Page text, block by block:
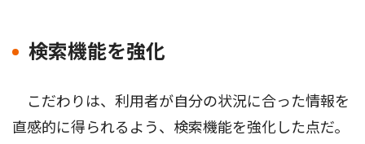
検索機能を強化
こだわりは、利用者が自分の状況に合った情報を
直感的に得られるよう、検索機能を強化した点だ。